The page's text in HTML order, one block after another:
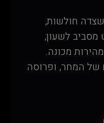
שצדה חולשות,
מסביב לשעון,
מכונה.
של המחר, ופרוסה